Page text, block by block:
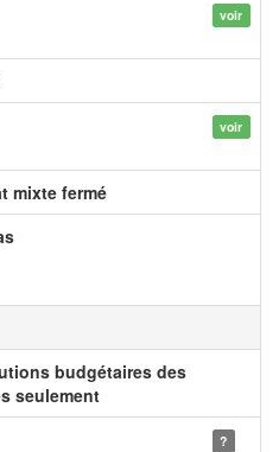
voir
voir
mixte fermé
budgétaires des
seulement
?